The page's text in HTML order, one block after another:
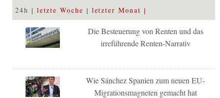
24h letzte Woche letzter Monat
Die Besteuerung von Renten und das
irreführende Renten-Narrativ
Wie Sánchez Spanien zum neuen EU-
Migrationsmagneten gemacht hat